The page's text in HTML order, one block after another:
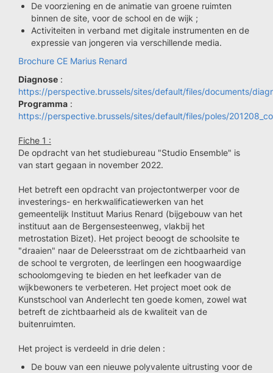
De voorziening en de animatie van groene ruimten
binnen de site, voor de school en de wijk ;
Activiteiten in verband met digitale instrumenten en de
expressie van jongeren via verschillende media.
Brochure CE Marius Renard
Diagnose :
https://perspective.brussels/sites/default/files/documents/
Programma :
https://perspective.brussels/sites/default/files/poles/
Fiche 1 :
De opdracht van het studiebureau "Studio Ensemble" is
van start gegaan in november 2022.
Het betreft een opdracht van projectontwerper voor de
investerings- en herkwalificatiewerken van het
gemeentelijk Instituut Marius Renard (bijgebouw van het
instituut aan de Bergensesteenweg, vlakbij het
metrostation Bizet). Het project beoogt de schoolsite te
"draaien" naar de Deleersstraat om de zichtbaarheid van
de school te vergroten, de leerlingen een hoogwaardige
schoolomgeving te bieden en het leefkader van de
wijkbewoners te verbeteren. Het project moet ook de
Kunstschool van Anderlecht ten goede komen, zowel wat
betreft de zichtbaarheid als de kwaliteit van de
buitenruimten.
Het project is verdeeld in drie delen :
De bouw van een nieuwe polyvalente uitrusting voor de